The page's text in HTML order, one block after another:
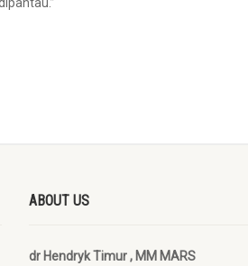
ABOUT US
dr Hendryk Timur , MM MARS